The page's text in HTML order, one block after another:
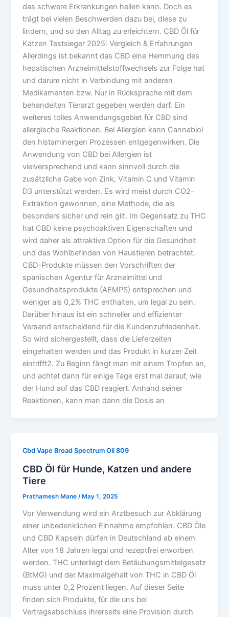
das schwere Erkrankungen heilen kann. Doch es
trägt bei vielen Beschwerden dazu bei, diese zu
lindern, und so den Alltag zu erleichtern. CBD Öl für
Katzen Testsieger 2025: Vergleich & Erfahrungen
Allerdings ist bekannt das CBD eine Hemmung des
hepatischen Arzneimittelstoffwechsels zur Folge hat
und darum nicht in Verbindung mit anderen
Medikamenten bzw. Nur in Rücksprache mit dem
behandelten Tierarzt gegeben werden darf. Ein
weiteres tolles Anwendungsgebiet für CBD sind
allergische Reaktionen. Bei Allergien kann Cannabiol
den histaminergen Prozessen entgegenwirken. Die
Anwendung von CBD bei Allergien ist
vielversprechend und kann sinnvoll durch die
zusätzliche Gabe von Zink, Vitamin C und Vitamin
D3 unterstützt werden. Es wird meist durch CO2-
Extraktion gewonnen, eine Methode, die als
besonders sicher und rein gilt. Im Gegensatz zu THC
hat CBD keine psychoaktiven Eigenschaften und
wird daher als attraktive Option für die Gesundheit
und das Wohlbefinden von Haustieren betrachtet.
CBD-Produkte müssen den Vorschriften der
spanischen Agentur für Arzneimittel und
Gesundheitsprodukte (AEMPS) entsprechen und
weniger als 0,2% THC enthalten, um legal zu sein.
Darüber hinaus ist ein schneller und effizienter
Versand entscheidend für die Kundenzufriedenheit.
So wird sichergestellt, dass die Lieferzeiten
eingehalten werden und das Produkt in kurzer Zeit
eintrifft2. Zu Beginn fängt man mit einem Tropfen an,
und achtet dann für einige Tage erst mal darauf, wie
der Hund auf das CBD reagiert. Anhand seiner
Reaktionen, kann man dann die Dosis an
Cbd Vape Broad Spectrum Oil 809
CBD Öl für Hunde, Katzen und andere
Tiere
Prathamesh Mane/ May 1, 2025
Vor Verwendung wird ein Arztbesuch zur Abklärung
einer unbedenklichen Einnahme empfohlen. CBD Öle
und CBD Kapseln dürfen in Deutschland ab einem
Alter von 18 Jahren legal und rezeptfrei erworben
werden. THC unterliegt dem Betäubungsmittelgesetz
(BtMG) und der Maximalgehalt von THC in CBD Öl
muss unter 0,2 Prozent liegen. Auf dieser Seite
finden sich Produkte, für die uns bei
Vertragsabschluss ihrerseits eine Provision durch